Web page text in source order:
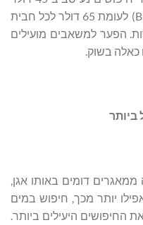
לכל חבית שווי נפט (Brent, NPV10%) לעומת 65 דולר לכל חבית
הפער למשאבים מועילים
כאלה בשוק.
ביותר
ממאגרים דומים באותו אגן,
יותר מכך, חיפוש במים
החיפושים היעילים ביותר.